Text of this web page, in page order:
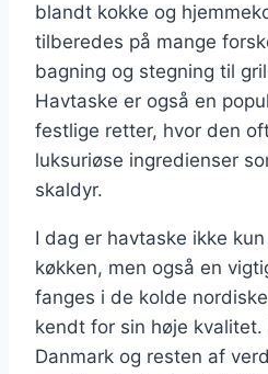
blandt kokke og
tilberedes på mange
bagning og stegning til
Havtaske er også en
festlige retter, hvor den
luksuriøse ingredienser
skaldyr.
I dag er havtaske ikke
køkken, men også en
fanges i de kolde
kendt for sin høje
Danmark og resten af